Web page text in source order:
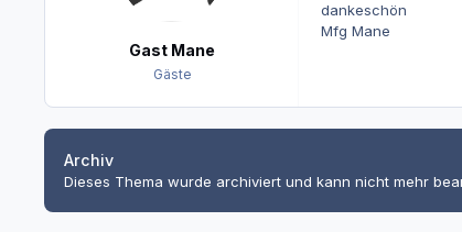
Gast Mane
Gäste
dankeschön
Mfg Mane
Archiv
Dieses Thema wurde archiviert und kann nicht mehr